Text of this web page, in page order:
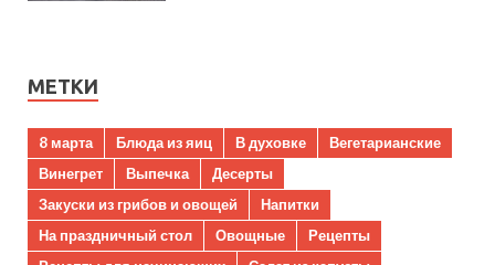
МЕТКИ
8 марта Блюда из яиц В духовке
Вегетарианские
Винегрет
Выпечка
Десерты
Закуски из грибов и овощей
Напитки
На праздничный стол
Овощные
Рецепты